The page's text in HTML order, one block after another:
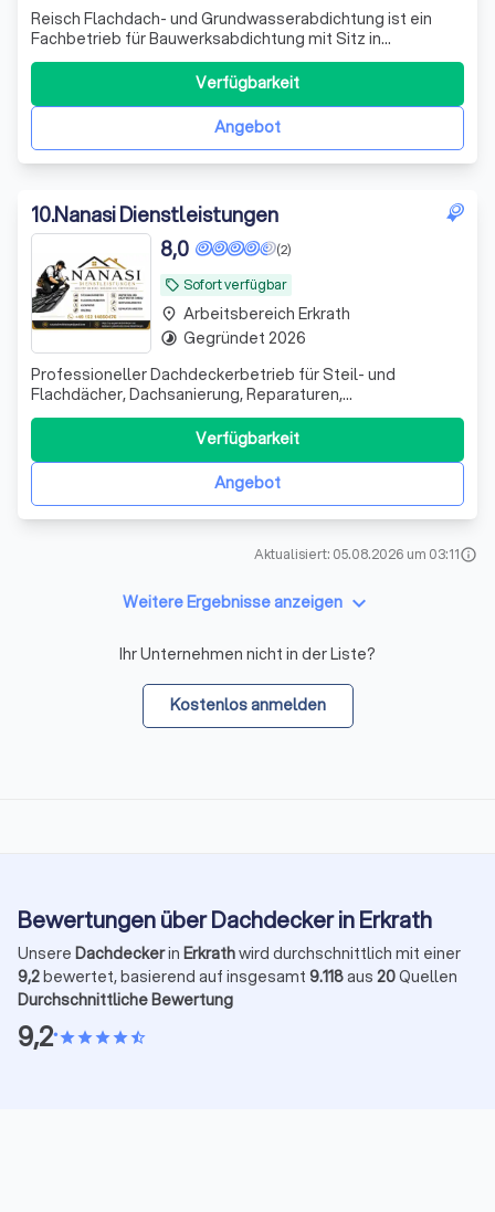
Reisch Flachdach- und Grundwasserabdichtung ist ein
Fachbetrieb für Bauwerksabdichtung mit Sitz in
Bremerhaven (Wurster Str. 101). Mit über 10 Jahren
Erfahrung bietet das Unternehmen zuverlässige
Abdichtungslösungen – regional in Bremerhaven und
Angebot
Verfügbarkeit
10.Nanasi Dienstleistungen
local_offer Sofort verfügbar
(2)
8,0
Professioneller Dachdeckerbetrieb für Steil- und
Flachdächer, Dachsanierung, Reparaturen,
Abdichtung,Dachfenster, Fassaden, Dachrinnen,
Dämmung Spenglerarbeiten und Notdienst zuverlässig &
fachgerecht
Angebot
Verfügbarkeit
place Arbeitsbereich Erkrath
timelapse Gegründet 2026
Aktualisiert: 05.08.2026 um 03:11info
Weitere Ergebnisse anzeigen keyboard_arrow_down
Ihr Unternehmen nicht in der Liste?
Kostenlos anmelden
Bewertungen über Dachdecker in Erkrath
Unsere Dachdeckerin Erkrathwird durchschnittlich mit einer
9,2bewertet, basierend auf insgesamt 9.118aus 20Quellen
Durchschnittliche Bewertung
9,2•starstarstarstarstar_half